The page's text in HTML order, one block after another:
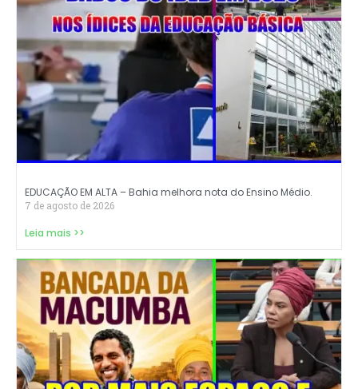
EDUCAÇÃO EM ALTA – Bahia melhora nota do Ensino Médio.
7 de agosto de 2026
Leia mais >>